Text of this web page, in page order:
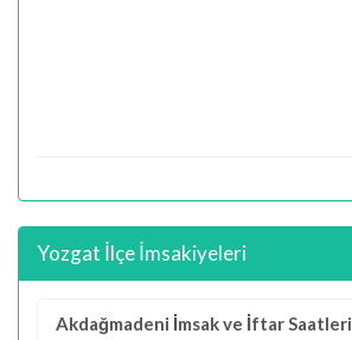
Yozgat İlçe İmsakiyeleri
Akdağmadeni İmsak ve İftar Saatleri